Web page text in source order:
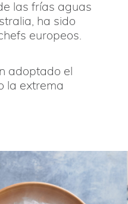
las frías aguas
ha sido
europeos.
adoptado el
la extrema